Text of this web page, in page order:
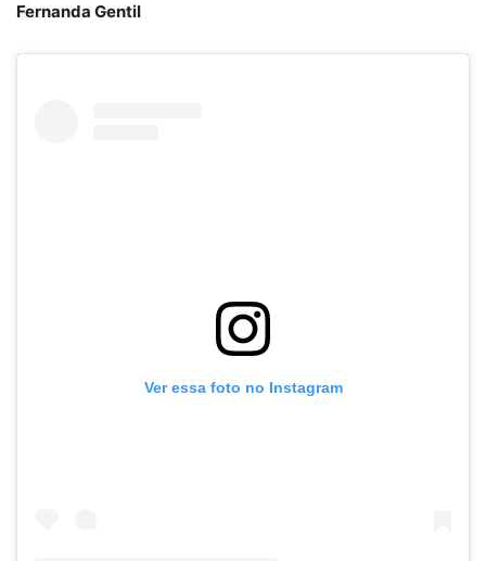
Fernanda Gentil
Ver essa foto no Instagram